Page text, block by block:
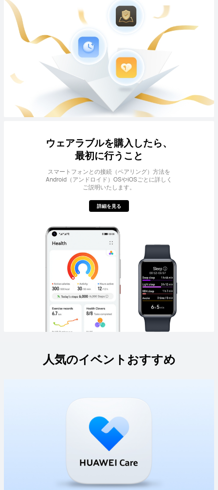
ウェアラブルを購入したら、
最初に行うこと
スマートフォンとの接続（ペアリング）方法を
Android（アンドロイド）OSやiOSごとに詳しく
ご説明いたします。
詳細を見る
人気のイベントおすすめ